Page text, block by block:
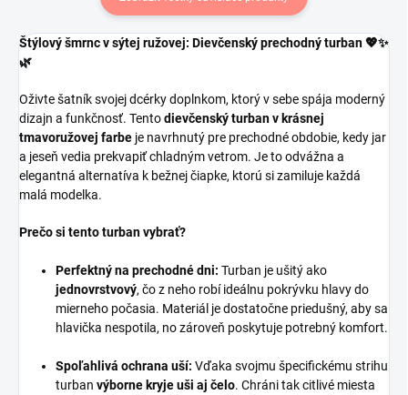
Štýlový šmrnc v sýtej ružovej: Dievčenský prechodný turban 💖✨
🌿
Oživte šatník svojej dcérky doplnkom, ktorý v sebe spája moderný
dizajn a funkčnosť. Tentodievčenský turban v krásnej
tmavoružovej farbe je navrhnutý pre prechodné obdobie, kedy jar
a jeseň vedia prekvapiť chladným vetrom. Je to odvážna a
elegantná alternatíva k bežnej čiapke, ktorú si zamiluje každá
malá modelka.
Prečo si tento turban vybrať?
Perfektný na prechodné dni: Turban je ušitý ako
jednovrstvový, čo z neho robí ideálnu pokrývku hlavy do
mierneho počasia. Materiál je dostatočne priedušný, aby sa
hlavička nespotila, no zároveň poskytuje potrebný komfort.
Spoľahlivá ochrana uší: Vďaka svojmu špecifickému strihu
turban výborne kryje uši aj čelo. Chráni tak citlivé miesta